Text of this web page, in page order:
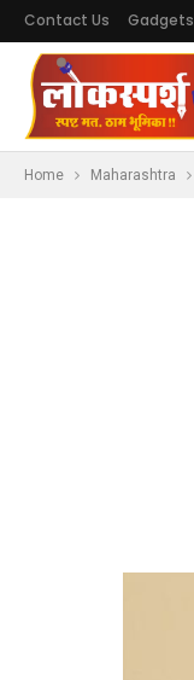
Contact Us Gadgets
Home Maharashtra